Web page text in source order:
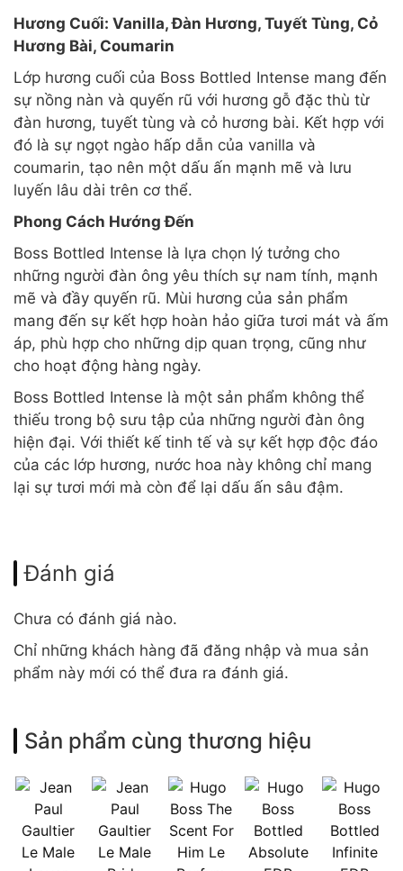
Hương Cuối: Vanilla, Đàn Hương, Tuyết Tùng, Cỏ
Hương Bài, Coumarin
Lớp hương cuối của Boss Bottled Intense mang đến
sự nồng nàn và quyến rũ với hương gỗ đặc thù từ
đàn hương, tuyết tùng và cỏ hương bài. Kết hợp với
đó là sự ngọt ngào hấp dẫn của vanilla và
coumarin, tạo nên một dấu ấn mạnh mẽ và lưu
luyến lâu dài trên cơ thể.
Phong Cách Hướng Đến
Boss Bottled Intense là lựa chọn lý tưởng cho
những người đàn ông yêu thích sự nam tính, mạnh
mẽ và đầy quyến rũ. Mùi hương của sản phẩm
mang đến sự kết hợp hoàn hảo giữa tươi mát và ấm
áp, phù hợp cho những dịp quan trọng, cũng như
cho hoạt động hàng ngày.
Boss Bottled Intense là một sản phẩm không thể
thiếu trong bộ sưu tập của những người đàn ông
hiện đại. Với thiết kế tinh tế và sự kết hợp độc đáo
của các lớp hương, nước hoa này không chỉ mang
lại sự tươi mới mà còn để lại dấu ấn sâu đậm.
Đánh giá
Chưa có đánh giá nào.
Chỉ những khách hàng đã đăng nhập và mua sản
phẩm này mới có thể đưa ra đánh giá.
Sản phẩm cùng thương hiệu